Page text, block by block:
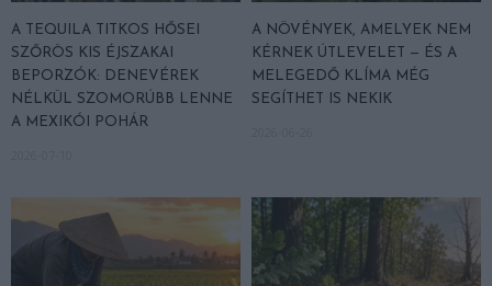
A TEQUILA TITKOS HŐSEI
SZŐRÖS KIS ÉJSZAKAI
BEPORZÓK: DENEVÉREK
NÉLKÜL SZOMORÚBB LENNE
A MEXIKÓI POHÁR
A NÖVÉNYEK, AMELYEK NEM
KÉRNEK ÚTLEVELET — ÉS A
MELEGEDŐ KLÍMA MÉG
SEGÍTHET IS NEKIK